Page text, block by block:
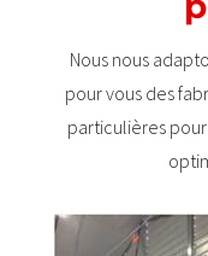
Nous nous
pour vous des
particulières